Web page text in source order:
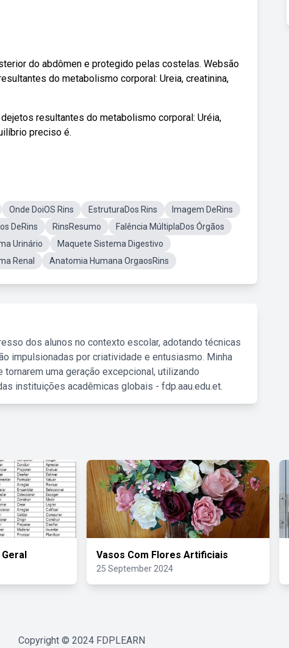
do abdômen e protegido pelas costelas. Websão
do metabolismo corporal: Ureia, creatinina,
resultantes do metabolismo corporal: Uréia,
preciso é.
Onde DoiOS Rins EstruturaDos Rins
Imagem DeRins
DeRins RinsResumo
Falência MúltiplaDos Órgãos
Urinário
Maquete Sistema Digestivo
Renal Anatomia Humana OrgaosRins
dos alunos no contexto escolar, adotando técnicas
impulsionadas por criatividade e entusiasmo. Minha
uma geração excepcional, utilizando
instituições acadêmicas globais - fdp.aau.edu.et.
Vasos Com Flores Artificiais
25 September 2024
Copyright © 2024 FDPLEARN